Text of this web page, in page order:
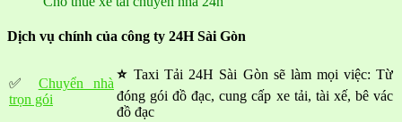
Dịch vụ chính của công ty 24H Sài Gòn
✅ Chuyển nhà
trọn gói
⭐Taxi Tải 24H Sài Gòn sẽ làm mọi việc: Từ
đóng gói đồ đạc, cung cấp xe tải, tài xế, bê vác
đồ đạc